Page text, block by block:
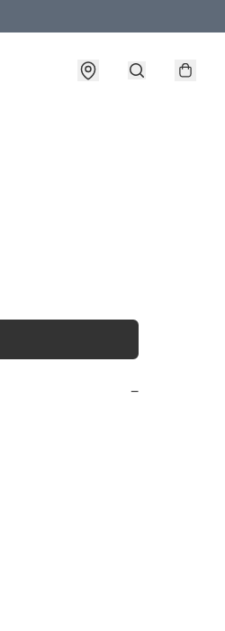
−